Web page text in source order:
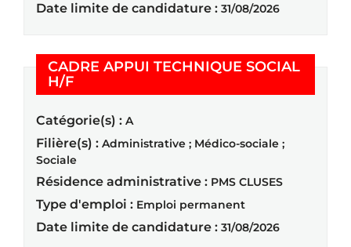
Date limite de candidature : 31/08/2026
CADRE APPUI TECHNIQUE SOCIAL
H/F(Nouvelle fenêtre)
Catégorie(s) : A
Filière(s) : Administrative ; Médico-sociale ;
Sociale
Résidence administrative : PMS CLUSES
Type d'emploi : Emploi permanent
Date limite de candidature : 31/08/2026